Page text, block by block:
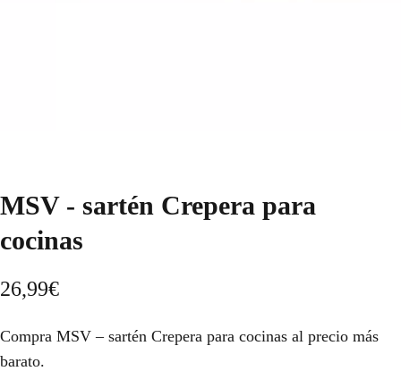
MSV - sartén Crepera para
cocinas
26,99€
Compra MSV – sartén Crepera para cocinas al precio más
barato.